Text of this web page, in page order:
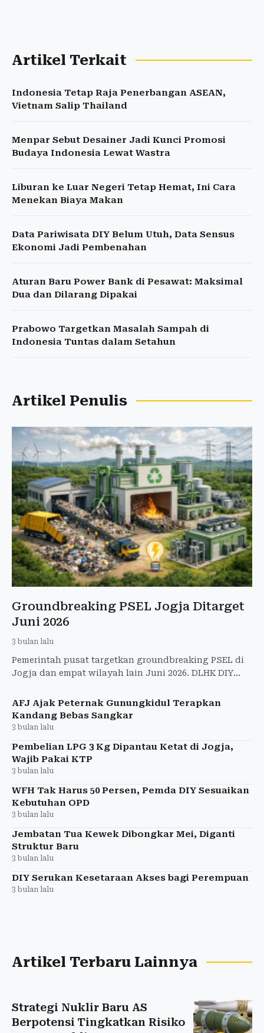
Artikel Terkait
Indonesia Tetap Raja Penerbangan ASEAN,
Vietnam Salip Thailand
Menpar Sebut Desainer Jadi Kunci Promosi
Budaya Indonesia Lewat Wastra
Liburan ke Luar Negeri Tetap Hemat, Ini Cara
Menekan Biaya Makan
Data Pariwisata DIY Belum Utuh, Data Sensus
Ekonomi Jadi Pembenahan
Aturan Baru Power Bank di Pesawat: Maksimal
Dua dan Dilarang Dipakai
Prabowo Targetkan Masalah Sampah di
Indonesia Tuntas dalam Setahun
Artikel Penulis
Groundbreaking PSEL Jogja Ditarget
Juni 2026
3 bulan lalu
Pemerintah pusat targetkan groundbreaking PSEL di
Jogja dan empat wilayah lain Juni 2026. DLHK DIY
untuk atasi
AFJ Ajak Peternak Gunungkidul Terapkan
Kandang Bebas Sangkar
3 bulan lalu
Pembelian LPG 3 Kg Dipantau Ketat di Jogja,
Wajib Pakai KTP
3 bulan lalu
WFH Tak Harus 50 Persen, Pemda DIY Sesuaikan
Kebutuhan OPD
3 bulan lalu
Jembatan Tua Kewek Dibongkar Mei, Diganti
Struktur Baru
3 bulan lalu
DIY Serukan Kesetaraan Akses bagi Perempuan
3 bulan lalu
Artikel Terbaru Lainnya
Strategi Nuklir Baru AS
Berpotensi Tingkatkan Risiko